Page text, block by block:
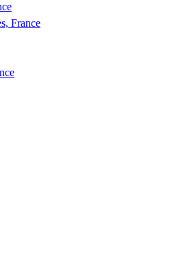
France